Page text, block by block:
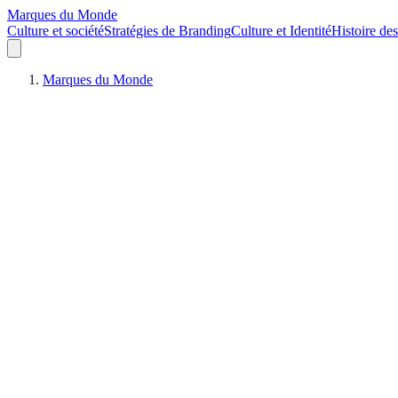
Marques du Monde
Culture et sociétéStratégies de BrandingCulture et IdentitéHistoire
Marques du Monde